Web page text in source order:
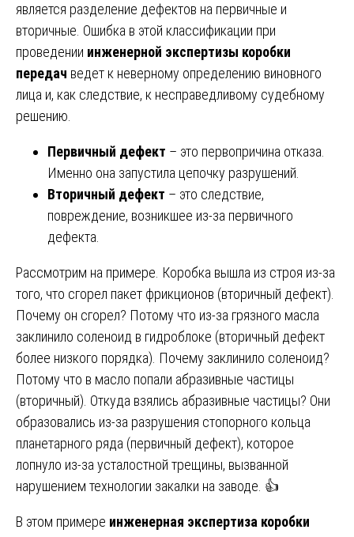
является разделение дефектов на первичные и
вторичные. Ошибка в этой классификации при
проведении инженерной экспертизы коробки
передач ведет к неверному определению виновного
лица и, как следствие, к несправедливому судебному
решению.
Первичный дефект – это первопричина отказа.
Именно она запустила цепочку разрушений.
Вторичный дефект – это следствие,
повреждение, возникшее из-за первичного
дефекта.
Рассмотрим на примере. Коробка вышла из строя из-за
того, что сгорел пакет фрикционов (вторичный дефект).
Почему он сгорел? Потому что из-за грязного масла
заклинило соленоид в гидроблоке (вторичный дефект
более низкого порядка). Почему заклинило соленоид?
Потому что в масло попали абразивные частицы
(вторичный). Откуда взялись абразивные частицы? Они
образовались из-за разрушения стопорного кольца
планетарного ряда (первичный дефект), которое
лопнуло из-за усталостной трещины, вызванной
нарушением технологии закалки на заводе. 👍
В этом примере инженерная экспертиза коробки